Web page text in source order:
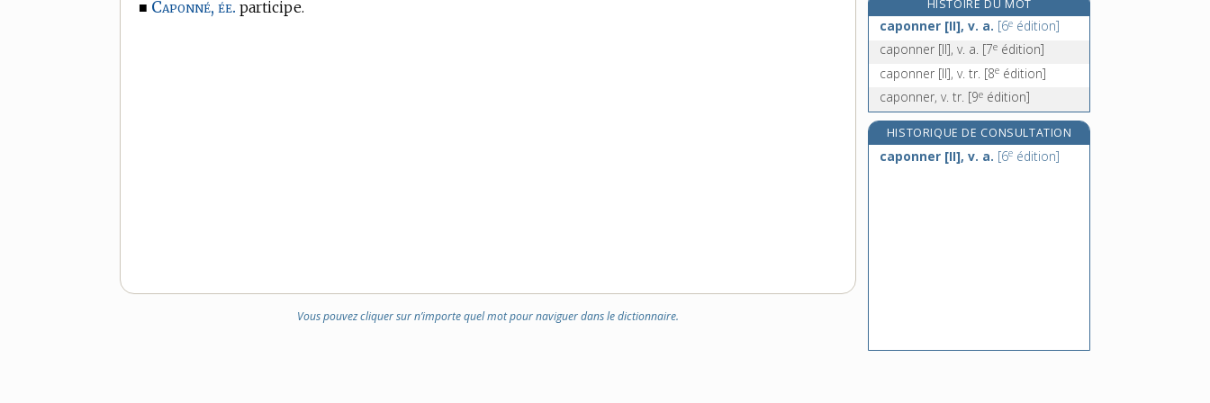
■ Caponné, ée. participe.
Vous pouvez cliquer sur n’importe quel mot pour naviguer dans le dictionnaire.
caporalisme, n. m.
capot [I], n. m.
capot [III], adj. inv.
HISTOIRE DU MOT
caponner [II], v. a. [6e édition]
caponner [II], v. a. [7e édition]
caponner [II], v. tr. [8e édition]
caponner, v. tr. [9e édition]
HISTORIQUE DE CONSULTATION
caponner [II], v. a. [6e édition]